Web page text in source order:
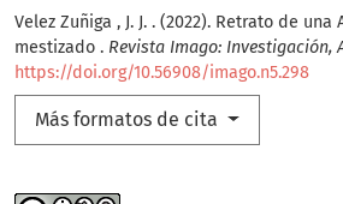
Velez Zuñiga , J. J. . (2022). Retrato de una
mestizado . Revista Imago: Investigación,
https://doi.org/10.56908/imago.n5.298
Más formatos de cita